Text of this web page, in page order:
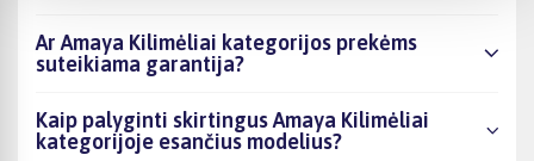
Ar Amaya Kilimėliai kategorijos prekėms
suteikiama garantija?
Kaip palyginti skirtingus Amaya Kilimėliai
kategorijoje esančius modelius?